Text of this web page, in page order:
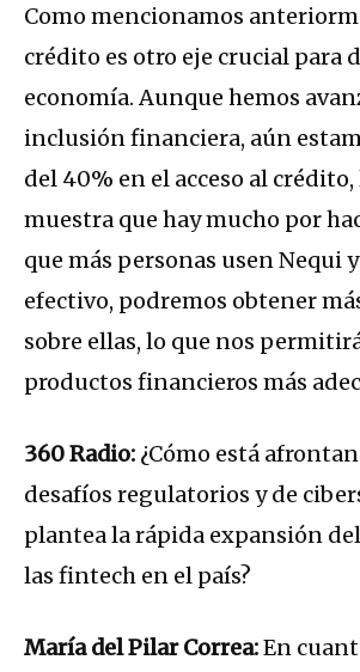
Como mencionamos
crédito es otro eje crucial para
economía. Aunque hemos
inclusión financiera, aún
del 40% en el acceso al crédito,
muestra que hay mucho por
que más personas usen Nequi
efectivo, podremos obtener
sobre ellas, lo que nos
productos financieros más
360 Radio: ¿Cómo está
desafíos regulatorios y de
plantea la rápida expansión
las fintech en el país?
María del Pilar Correa:En